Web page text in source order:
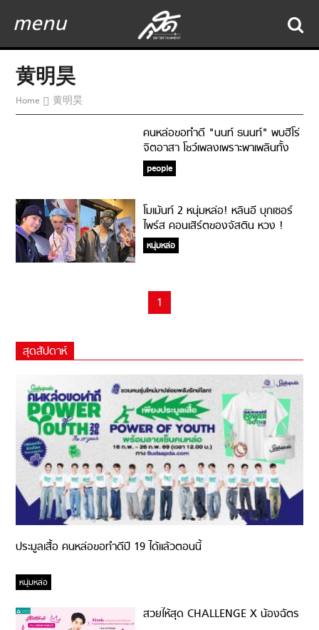
menu
黄明昊
Home 黄明昊
คนหล่อขอทำดี "นนท์ ธนนท์" พบฮีโร่
จิตอาสา โชว์เพลงเพราะพาเพลินทั้ง
โรงพยาบาล
people
โมเม้นท์ 2 หนุ่มหล่อ! หลินอี บุกเซอร์
ไพร์ส คอนเสิร์ตของจัสติน หวง !
หนุ่มหล่อ
1
สุดสัปดาห์
ประมูลเสื้อ คนหล่อขอทำดีปี 19 ได้แล้วตอนนี้
หนุ่มหล่อ
สวยให้สุด CHALLENGE X น้องฉัตร